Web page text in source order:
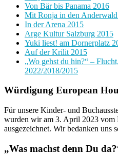
Von Bär bis Panama 2016
Mit Ronja in den
In der Arena 2015
Arge Kultur Salzburg 2015
Yuki liest! am Dornerplatz
Auf der Krilit 2015
„Wo gehst du hin?“ –
2022/2018/2015
Würdigung European
Für unsere Kinder- und
wurden wir am 3. April 2023 vom
ausgezeichnet. Wir bedanken uns
„Was machst denn Du